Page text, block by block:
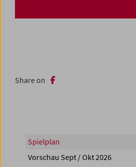
Share on
Spielplan
Vorschau Sept / Okt 2026